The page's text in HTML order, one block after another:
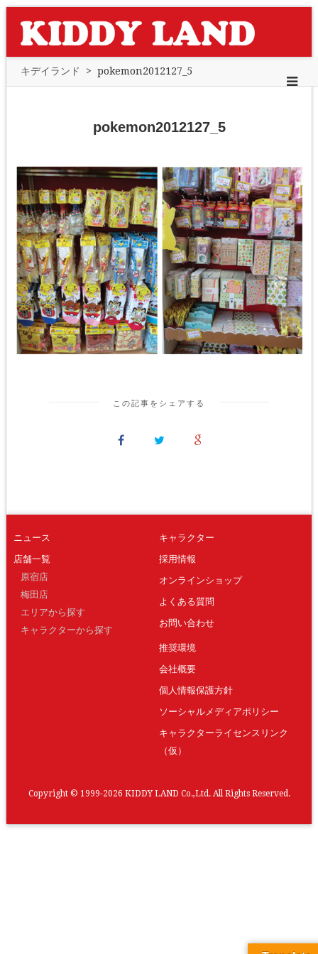
キデイランド > pokemon2012127_5
pokemon2012127_5
この記事をシェアする
ニュース
店舗一覧
原宿店
梅田店
エリアから探す
キャラクターから探す
キャラクター
採用情報
オンラインショップ
よくある質問
お問い合わせ
推奨環境
会社概要
個人情報保護方針
ソーシャルメディアポリシー
キャラクターライセンスリンク
（仮）
Copyright © 1999-2026 KIDDY LAND Co.,Ltd. All Rights Reserved.